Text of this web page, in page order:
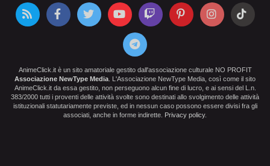
AnimeClick.it è un sito amatoriale gestito dall'associazione culturale NO PROFIT
Associazione NewType Media . L'Associazione NewType Media, così come il sito
AnimeClick.it da essa gestito, non perseguono alcun fine di lucro, e ai sensi del L.n.
383/2000 tutti i proventi delle attività svolte sono destinati allo svolgimento delle attività
istituzionali statutariamente previste, ed in nessun caso possono essere divisi fra gli
associati, anche in forme indirette. Privacy policy.